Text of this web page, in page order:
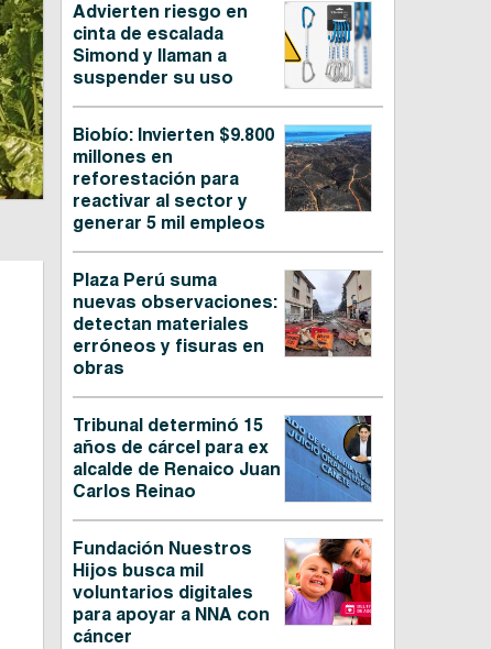
Advierten riesgo en
cinta de escalada
Simond y llaman a
suspender su uso
Biobío: Invierten $9.800
millones en
reforestación para
reactivar al sector y
generar 5 mil empleos
Plaza Perú suma
nuevas observaciones:
detectan materiales
erróneos y fisuras en
obras
Tribunal determinó 15
años de cárcel para ex
alcalde de Renaico Juan
Carlos Reinao
Fundación Nuestros
Hijos busca mil
voluntarios digitales
para apoyar a NNA con
cáncer